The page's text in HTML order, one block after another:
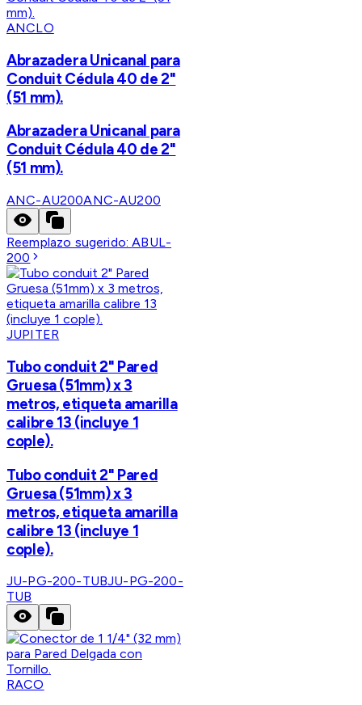
ANCLO
Abrazadera Unicanal para
Conduit Cédula 40 de 2"
(51 mm).
Abrazadera Unicanal para
Conduit Cédula 40 de 2"
(51 mm).
ANC-AU200ANC-AU200
Reemplazo sugerido:ABUL-
200
JUPITER
Tubo conduit 2" Pared
Gruesa (51mm) x 3
metros, etiqueta amarilla
calibre 13 (incluye 1
cople).
Tubo conduit 2" Pared
Gruesa (51mm) x 3
metros, etiqueta amarilla
calibre 13 (incluye 1
cople).
JU-PG-200-TUBJU-PG-200-
TUB
RACO